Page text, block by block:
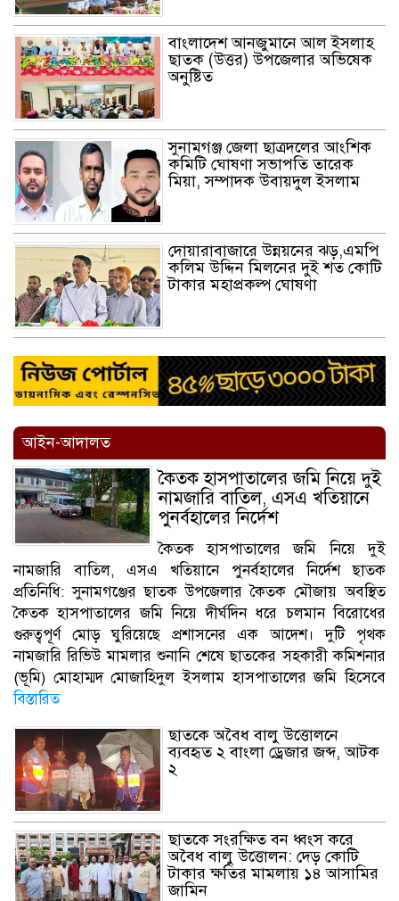
বাংলাদেশ আনজুমানে আল ইসলাহ
ছাতক (উত্তর) উপজেলার অভিষেক
অনুষ্টিত
সুনামগঞ্জ জেলা ছাত্রদলের আংশিক
কমিটি ঘোষণা সভাপতি তারেক
মিয়া, সম্পাদক উবায়দুল ইসলাম
দোয়ারাবাজারে উন্নয়নের ঝড়,এমপি
কলিম উদ্দিন মিলনের দুই শত কোটি
টাকার মহাপ্রকল্প ঘোষণা
আইন-আদালত
কৈতক হাসপাতালের জমি নিয়ে দুই
নামজারি বাতিল, এসএ খতিয়ানে
পুনর্বহালের নির্দেশ
কৈতক হাসপাতালের জমি নিয়ে দুই
নামজারি বাতিল, এসএ খতিয়ানে পুনর্বহালের নির্দেশ ছাতক
প্রতিনিধি: সুনামগঞ্জের ছাতক উপজেলার কৈতক মৌজায় অবস্থিত
কৈতক হাসপাতালের জমি নিয়ে দীর্ঘদিন ধরে চলমান বিরোধের
গুরুত্বপূর্ণ মোড় ঘুরিয়েছে প্রশাসনের এক আদেশ। দুটি পৃথক
নামজারি রিভিউ মামলার শুনানি শেষে ছাতকের সহকারী কমিশনার
(ভূমি) মোহাম্মদ মোজাহিদুল ইসলাম হাসপাতালের জমি হিসেবে
বিস্তারিত
ছাতকে অবৈধ বালু উত্তোলনে
ব্যবহৃত ২ বাংলা ড্রেজার জব্দ, আটক
২
ছাতকে সংরক্ষিত বন ধ্বংস করে
অবৈধ বালু উত্তোলন: দেড় কোটি
টাকার ক্ষতির মামলায় ১৪ আসামির
জামিন